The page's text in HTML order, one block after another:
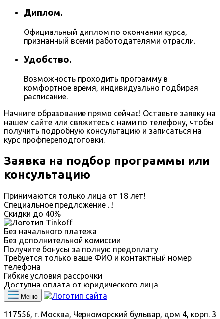
Диплом.
Официальный диплом по окончании курса,
признанный всеми работодателями отрасли.
Удобство.
Возможность проходить программу в
комфортное время, индивидуально подбирая
расписание.
Начните образование прямо сейчас! Оставьте заявку на
нашем сайте или свяжитесь с нами по телефону, чтобы
получить подробную консультацию и записаться на
курс профпереподготовки.
Заявка на подбор программы или
консультацию
Принимаются только лица от 18 лет!
Специальное предложение ...!
Скидки до 40%
Без начального платежа
Без дополнительной комиссии
Получите бонусы за полную предоплату
Требуется только ваше ФИО и контактный номер
телефона
Гибкие условия рассрочки
Доступна оплата от юридического лица
Меню
117556, г. Москва, Черноморский бульвар, дом 4, корп. 3